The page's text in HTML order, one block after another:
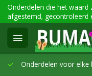
Onderdelen die het
afgestemd, gecontroleerd
Onderdelen voor elke